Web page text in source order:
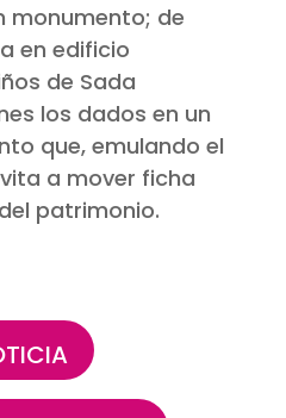
monumento; de
en edificio
de Sada
los dados en un
que, emulando el
a mover ficha
patrimonio.